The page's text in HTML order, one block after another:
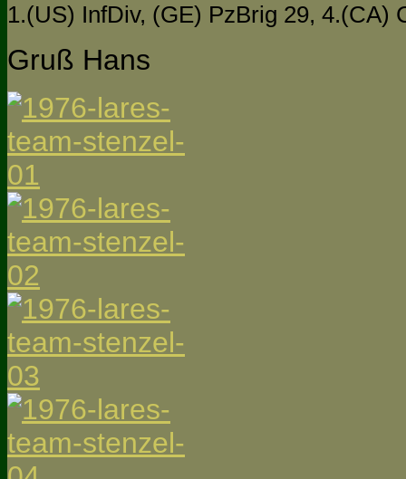
1.(US) InfDiv, (GE) PzBrig 29, 4.(CA)
Gruß Hans